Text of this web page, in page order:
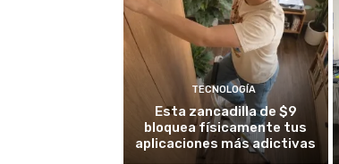
TECNOLOGÍA
Esta zancadilla de $9
bloquea físicamente tus
aplicaciones más adictivas